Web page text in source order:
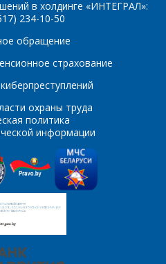
в холдинге «ИНТЕГРАЛ»:
234-10-50
обращение
страхование
охраны труда
политика
информации
товар/
*
*
*
на
данных